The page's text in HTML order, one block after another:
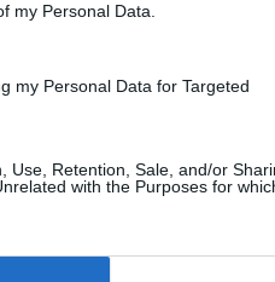
my Personal Data.
my Personal Data for Targeted
Use, Retention, Sale, and/or
with the Purposes for